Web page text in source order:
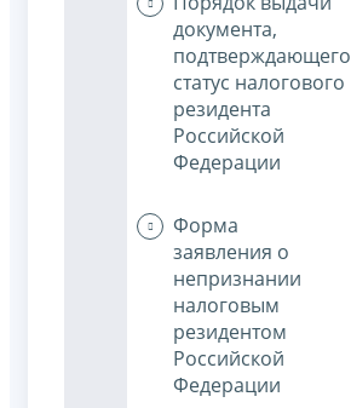
документа,
подтверждающего
статус налогового
резидента
Российской
Федерации
Форма
заявления о
непризнании
налоговым
резидентом
Российской
Федерации